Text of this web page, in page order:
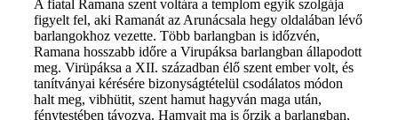
A fiatal Ramana szent voltára a templom egyik szolgája
figyelt fel, aki Ramanát az Arunácsala hegy oldalában lévő
barlangokhoz vezette. Több barlangban is időzvén,
Ramana hosszabb időre a Virupáksa barlangban állapodott
meg. Virüpáksa a XII. században élő szent ember volt, és
tanítványai kérésére bizonyságtételül csodálatos módon
halt meg, vibhütit, szent hamut hagyván maga után,
fénytestében távozva. Hamvait ma is őrzik a barlangban,